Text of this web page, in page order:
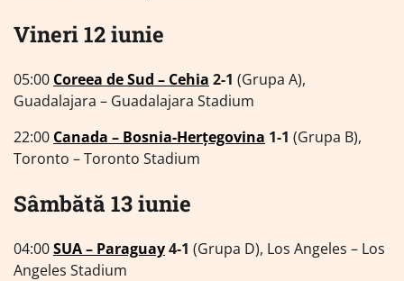
Vineri 12 iunie
05:00 Coreea de Sud – Cehia 2-1 (Grupa A),
Guadalajara – Guadalajara Stadium
22:00 Canada – Bosnia-Herțegovina 1-1 (Grupa B),
Toronto – Toronto Stadium
Sâmbătă 13 iunie
04:00SUA – Paraguay4-1 (Grupa D), Los Angeles – Los
Angeles Stadium